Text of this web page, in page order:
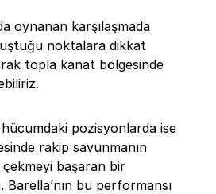
oynanan karşılaşmada
noktalara dikkat
topla kanat bölgesinde
hücumdaki pozisyonlarda ise
rakip savunmanın
başaran bir
bu performansı